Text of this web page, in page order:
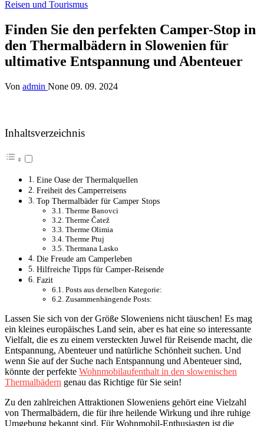
Reisen und Tourismus
Finden Sie den perfekten Camper-Stop in
den Thermalbädern in Slowenien für
ultimative Entspannung und Abenteuer
Von admin None 09. 09. 2024
Inhaltsverzeichnis
Eine Oase der Thermalquellen
Freiheit des Camperreisens
Top Thermalbäder für Camper Stops
Therme Banovci
Therme Čatež
Therme Olimia
Therme Ptuj
Thermana Lasko
Die Freude am Camperleben
Hilfreiche Tipps für Camper-Reisende
Fazit
Posts aus derselben Kategorie:
Zusammenhängende Posts:
Lassen Sie sich von der Größe Sloweniens nicht täuschen! Es mag
ein kleines europäisches Land sein, aber es hat eine so interessante
Vielfalt, die es zu einem versteckten Juwel für Reisende macht, die
Entspannung, Abenteuer und natürliche Schönheit suchen. Und
wenn Sie auf der Suche nach Entspannung und Abenteuer sind,
könnte der perfekte Wohnmobilaufenthalt in den slowenischen
Thermalbädern genau das Richtige für Sie sein!
Zu den zahlreichen Attraktionen Sloweniens gehört eine Vielzahl
von Thermalbädern, die für ihre heilende Wirkung und ihre ruhige
Umgebung bekannt sind. Für Wohnmobil-Enthusiasten ist die